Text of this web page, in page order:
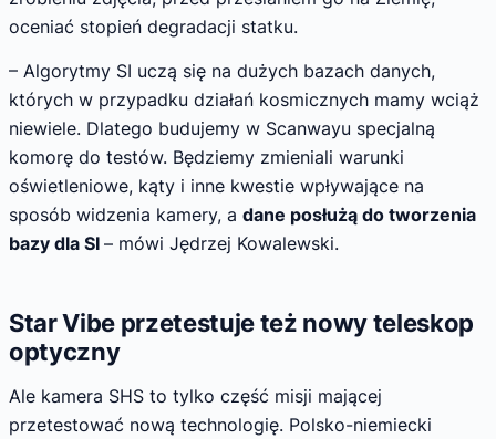
oceniać stopień degradacji statku.
– Algorytmy SI uczą się na dużych bazach danych,
których w przypadku działań kosmicznych mamy wciąż
niewiele. Dlatego budujemy w Scanwayu specjalną
komorę do testów. Będziemy zmieniali warunki
oświetleniowe, kąty i inne kwestie wpływające na
sposób widzenia kamery, a dane posłużą do tworzenia
bazy dla SI – mówi Jędrzej Kowalewski.
Star Vibe przetestuje też nowy teleskop
optyczny
Ale kamera SHS to tylko część misji mającej
przetestować nową technologię. Polsko-niemiecki